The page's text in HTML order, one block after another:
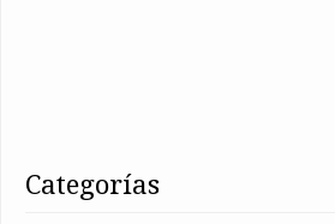
categorías